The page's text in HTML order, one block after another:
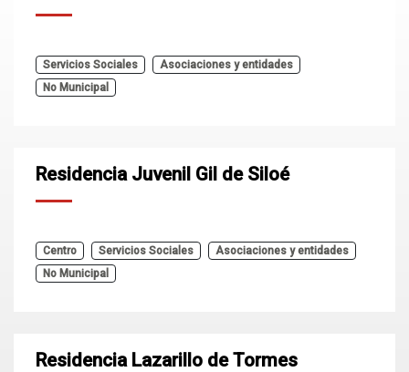
Servicios Sociales
Asociaciones y entidades
No Municipal
Residencia Juvenil Gil de Siloé
Centro Servicios Sociales
Asociaciones y entidades
No Municipal
Residencia Lazarillo de Tormes